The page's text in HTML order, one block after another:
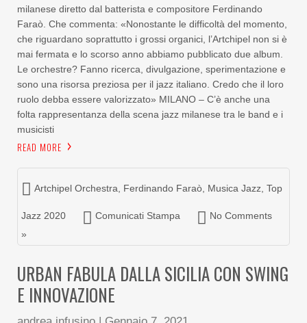
milanese diretto dal batterista e compositore Ferdinando
Faraò. Che commenta: «Nonostante le difficoltà del momento,
che riguardano soprattutto i grossi organici, l’Artchipel non si è
mai fermata e lo scorso anno abbiamo pubblicato due album.
Le orchestre? Fanno ricerca, divulgazione, sperimentazione e
sono una risorsa preziosa per il jazz italiano. Credo che il loro
ruolo debba essere valorizzato» MILANO – C’è anche una
folta rappresentanza della scena jazz milanese tra le band e i
musicisti
READ MORE
Artchipel Orchestra Ferdinando Faraò Musica Jazz Top
Jazz 2020 Comunicati Stampa
No Comments
»
URBAN FABULA DALLA SICILIA CON SWING
E INNOVAZIONE